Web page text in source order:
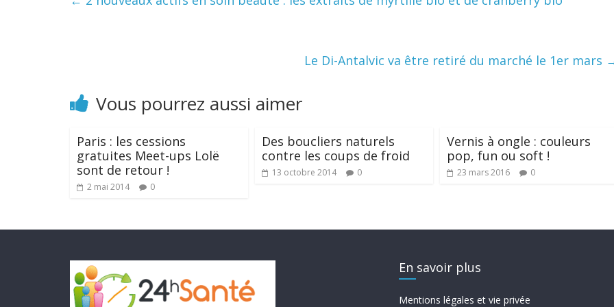
Le Di-Antalvic va être retiré du marché le 1er mars
Vous pourrez aussi aimer
Paris : les cessions
gratuites Meet-ups Lolë
sont de retour !
2 mai 2014 0
Des boucliers naturels
contre les coups de froid
13 octobre 2014 0
Vernis à ongle : couleurs
pop, fun ou soft !
23 mars 2016 0
En savoir plus
Mentions légales et vie privée